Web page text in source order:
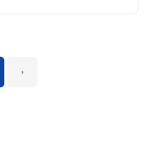
›